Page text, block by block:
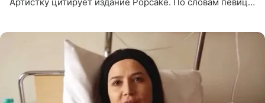
Артистку цитирует издание Popcake. По словам певицы,